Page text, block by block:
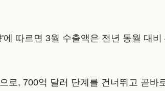
따르면 3월 수출액은 전년 동월 대
로, 700억 달러 단계를 건너뛰고 곧